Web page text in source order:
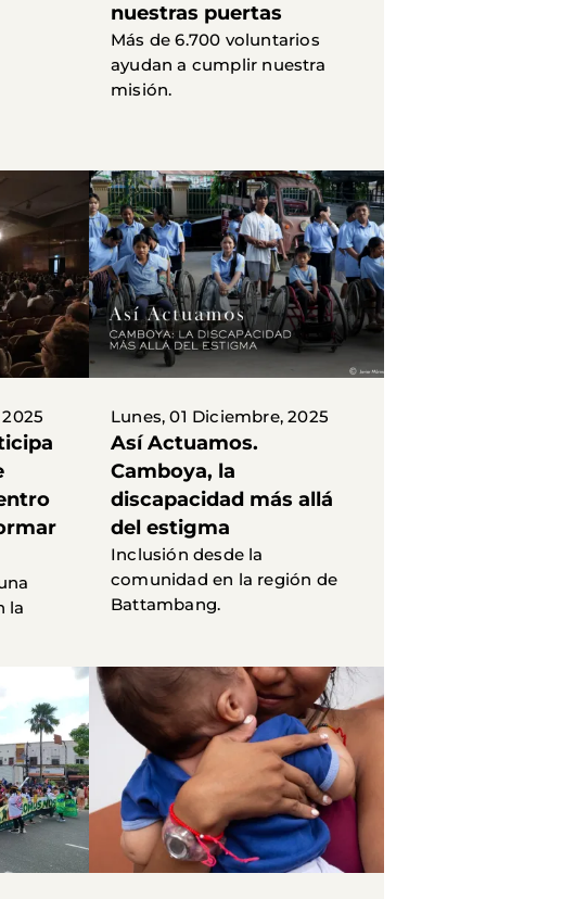
nuestras puertas
Más de 6.700 voluntarios
ayudan a cumplir nuestra
misión.
la
Lunes, 01 Diciembre, 2025
Así Actuamos.
Camboya, la
discapacidad más allá
del estigma
Inclusión desde la
comunidad en la región de
Battambang.